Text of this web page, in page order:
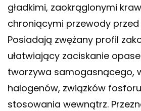
gładkimi, zaokrąglonymi
chroniącymi przewody
Posiadają zwężany profil
ułatwiający zaciskanie
tworzywa samogasnącego,
halogenów, związków
stosowania wewnątrz.